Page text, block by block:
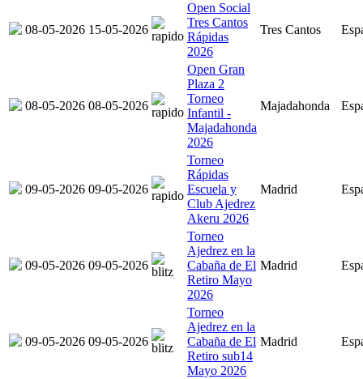
08-05-2026 15-05-2026
Open Social
Tres Cantos
Rápidas
2026
Tres Cantos
08-05-2026 08-05-2026
Open Gran
Plaza 2
Torneo
Infantil -
Majadahonda
2026
Majadahonda
09-05-2026 09-05-2026
Torneo
Rápidas
Escuela y
Club Ajedrez
Akeru 2026
Madrid
09-05-2026 09-05-2026
Torneo
Ajedrez en la
Cabaña de El
Retiro Mayo
2026
Madrid
09-05-2026 09-05-2026
Torneo
Ajedrez en la
Cabaña de El
Retiro sub14
Mayo 2026
Madrid